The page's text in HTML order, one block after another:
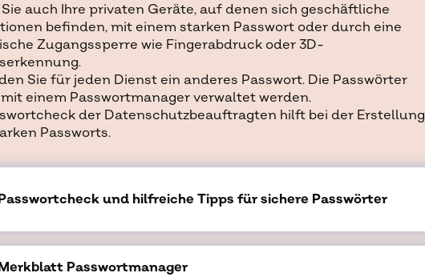
auch Ihre privaten Geräte, auf denen sich geschäftliche
befinden, mit einem starken Passwort oder durch eine
Zugangssperre wie Fingerabdruck oder 3D-
Sie für jeden Dienst ein anderes Passwort. Die Passwörter
einem Passwortmanager verwaltet werden.
der Datenschutzbeauftragten hilft bei der Erstellung
Passworts.
und hilfreiche Tipps für sichere Passwörter
Passwortmanager